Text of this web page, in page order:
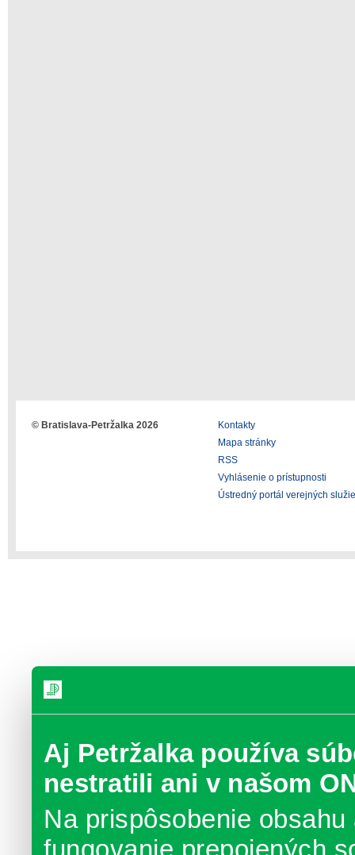
Aj Petržalka používa
nestratili ani v našom
Na prispôsobenie
© Bratislava-Petržalka 2026
Kontakty
Mapa stránky
RSS
Vyhlásenie o prístupnosti
Ústredný portál verejných